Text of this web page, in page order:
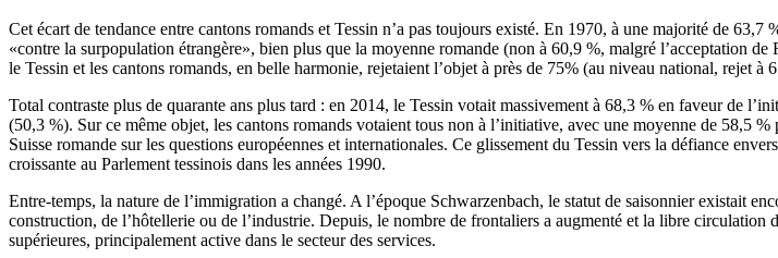
Cet écart de tendance entre cantons romands et Tessin n’a pas toujours existé. En 1970, à une majorité de
«contre la surpopulation étrangère», bien plus que la moyenne romande (non à 60,9 %, malgré l’acceptation
le Tessin et les cantons romands, en belle harmonie, rejetaient l’objet à près de 75% (au niveau national, rejet à
Total contraste plus de quarante ans plus tard : en 2014, le Tessin votait massivement à 68,3 % en faveur de
(50,3 %). Sur ce même objet, les cantons romands votaient tous non à l’initiative, avec une moyenne de 58,5
Suisse romande sur les questions européennes et internationales. Ce glissement du Tessin vers la défiance
croissante au Parlement tessinois dans les années 1990.
Entre-temps, la nature de l’immigration a changé. A l’époque Schwarzenbach, le statut de saisonnier existait
construction, de l’hôtellerie ou de l’industrie. Depuis, le nombre de frontaliers a augmenté et la libre
supérieures, principalement active dans le secteur des services.